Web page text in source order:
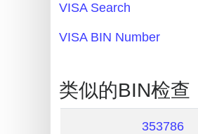
Credit
Card
What
VISA Search
VISA BIN Number
类似的BIN检查
353786